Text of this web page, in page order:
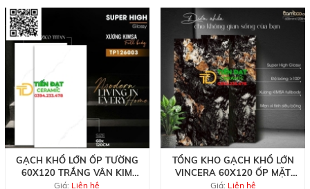
GẠCH KHỔ LỚN ỐP TƯỜNG
60X120 TRẮNG VÂN KIM
CƯƠNG VINCERA
Giá: Liện hệ
TỔNG KHO GẠCH KHỔ LỚN
VINCERA 60X120 ỐP MẶT
TIỀN
Giá: Liện hệ